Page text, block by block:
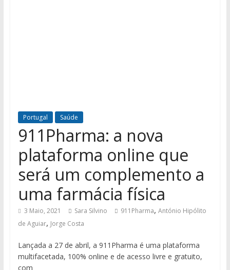
Portugal Saúde
911Pharma: a nova
plataforma online que
será um complemento a
uma farmácia física
3 Maio, 2021 Sara Silvino 911Pharma, António Hipólito
de Aguiar, Jorge Costa
Lançada a 27 de abril, a 911Pharma é uma plataforma
multifacetada, 100% online e de acesso livre e gratuito,
com